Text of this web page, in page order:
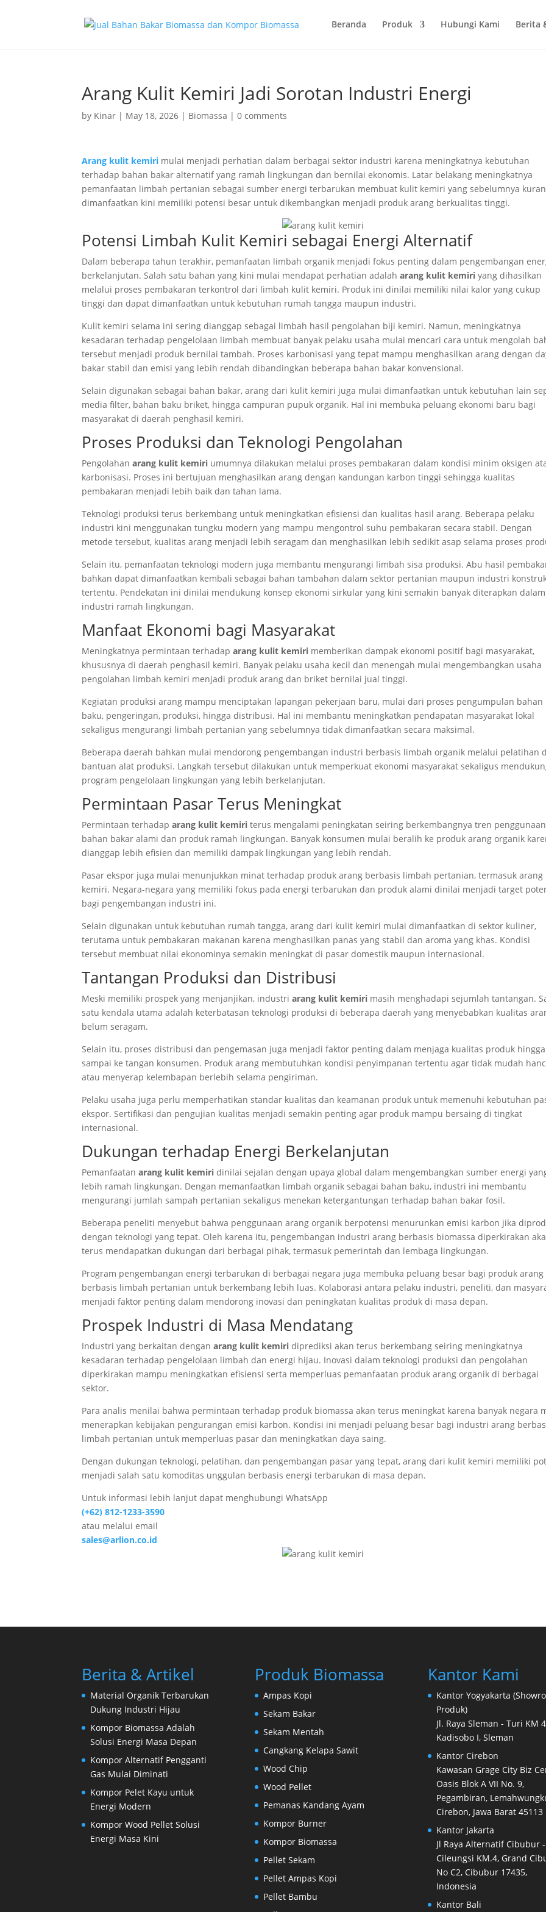
Beranda Produk Hubungi Kami Berita
Arang Kulit Kemiri Jadi Sorotan Industri Energi
by Kinar | May 18, 2026 | Biomassa |0 comments
Arang kulit kemiri mulai menjadi perhatian dalam berbagai sektor industri karena meningkatnya kebutuhan
terhadap bahan bakar alternatif yang ramah lingkungan dan bernilai ekonomis. Latar belakang meningkatnya
pemanfaatan limbah pertanian sebagai sumber energi terbarukan membuat kulit kemiri yang sebelumnya
dimanfaatkan kini memiliki potensi besar untuk dikembangkan menjadi produk arang berkualitas tinggi.
Potensi Limbah Kulit Kemiri sebagai Energi Alternatif
Dalam beberapa tahun terakhir, pemanfaatan limbah organik menjadi fokus penting dalam pengembangan
berkelanjutan. Salah satu bahan yang kini mulai mendapat perhatian adalaharang kulit kemiri yang dihasilkan
melalui proses pembakaran terkontrol dari limbah kulit kemiri. Produk ini dinilai memiliki nilai kalor yang cukup
tinggi dan dapat dimanfaatkan untuk kebutuhan rumah tangga maupun industri.
Kulit kemiri selama ini sering dianggap sebagai limbah hasil pengolahan biji kemiri. Namun, meningkatnya
kesadaran terhadap pengelolaan limbah membuat banyak pelaku usaha mulai mencari cara untuk mengolah
tersebut menjadi produk bernilai tambah. Proses karbonisasi yang tepat mampu menghasilkan arang dengan
bakar stabil dan emisi yang lebih rendah dibandingkan beberapa bahan bakar konvensional.
Selain digunakan sebagai bahan bakar, arang dari kulit kemiri juga mulai dimanfaatkan untuk kebutuhan lain
media filter, bahan baku briket, hingga campuran pupuk organik. Hal ini membuka peluang ekonomi baru bagi
masyarakat di daerah penghasil kemiri.
Proses Produksi dan Teknologi Pengolahan
Pengolahanarang kulit kemiri umumnya dilakukan melalui proses pembakaran dalam kondisi minim oksigen
karbonisasi. Proses ini bertujuan menghasilkan arang dengan kandungan karbon tinggi sehingga kualitas
pembakaran menjadi lebih baik dan tahan lama.
Teknologi produksi terus berkembang untuk meningkatkan efisiensi dan kualitas hasil arang. Beberapa pelaku
industri kini menggunakan tungku modern yang mampu mengontrol suhu pembakaran secara stabil. Dengan
metode tersebut, kualitas arang menjadi lebih seragam dan menghasilkan lebih sedikit asap selama proses
Selain itu, pemanfaatan teknologi modern juga membantu mengurangi limbah sisa produksi. Abu hasil
bahkan dapat dimanfaatkan kembali sebagai bahan tambahan dalam sektor pertanian maupun industri
tertentu. Pendekatan ini dinilai mendukung konsep ekonomi sirkular yang kini semakin banyak diterapkan dalam
industri ramah lingkungan.
Manfaat Ekonomi bagi Masyarakat
Meningkatnya permintaan terhadaparang kulit kemiri memberikan dampak ekonomi positif bagi masyarakat,
khususnya di daerah penghasil kemiri. Banyak pelaku usaha kecil dan menengah mulai mengembangkan usaha
pengolahan limbah kemiri menjadi produk arang dan briket bernilai jual tinggi.
Kegiatan produksi arang mampu menciptakan lapangan pekerjaan baru, mulai dari proses pengumpulan bahan
baku, pengeringan, produksi, hingga distribusi. Hal ini membantu meningkatkan pendapatan masyarakat lokal
sekaligus mengurangi limbah pertanian yang sebelumnya tidak dimanfaatkan secara maksimal.
Beberapa daerah bahkan mulai mendorong pengembangan industri berbasis limbah organik melalui pelatihan
bantuan alat produksi. Langkah tersebut dilakukan untuk memperkuat ekonomi masyarakat sekaligus
program pengelolaan lingkungan yang lebih berkelanjutan.
Permintaan Pasar Terus Meningkat
Permintaan terhadaparang kulit kemiri terus mengalami peningkatan seiring berkembangnya tren penggunaan
bahan bakar alami dan produk ramah lingkungan. Banyak konsumen mulai beralih ke produk arang organik
dianggap lebih efisien dan memiliki dampak lingkungan yang lebih rendah.
Pasar ekspor juga mulai menunjukkan minat terhadap produk arang berbasis limbah pertanian, termasuk
kemiri. Negara-negara yang memiliki fokus pada energi terbarukan dan produk alami dinilai menjadi target
bagi pengembangan industri ini.
Selain digunakan untuk kebutuhan rumah tangga, arang dari kulit kemiri mulai dimanfaatkan di sektor kuliner,
terutama untuk pembakaran makanan karena menghasilkan panas yang stabil dan aroma yang khas. Kondisi
tersebut membuat nilai ekonominya semakin meningkat di pasar domestik maupun internasional.
Tantangan Produksi dan Distribusi
Meski memiliki prospek yang menjanjikan, industriarang kulit kemiri masih menghadapi sejumlah tantangan.
satu kendala utama adalah keterbatasan teknologi produksi di beberapa daerah yang menyebabkan kualitas
belum seragam.
Selain itu, proses distribusi dan pengemasan juga menjadi faktor penting dalam menjaga kualitas produk hingga
sampai ke tangan konsumen. Produk arang membutuhkan kondisi penyimpanan tertentu agar tidak mudah
atau menyerap kelembapan berlebih selama pengiriman.
Pelaku usaha juga perlu memperhatikan standar kualitas dan keamanan produk untuk memenuhi kebutuhan
ekspor. Sertifikasi dan pengujian kualitas menjadi semakin penting agar produk mampu bersaing di tingkat
internasional.
Dukungan terhadap Energi Berkelanjutan
Pemanfaatanarang kulit kemiri dinilai sejalan dengan upaya global dalam mengembangkan sumber energi
lebih ramah lingkungan. Dengan memanfaatkan limbah organik sebagai bahan baku, industri ini membantu
mengurangi jumlah sampah pertanian sekaligus menekan ketergantungan terhadap bahan bakar fosil.
Beberapa peneliti menyebut bahwa penggunaan arang organik berpotensi menurunkan emisi karbon jika
dengan teknologi yang tepat. Oleh karena itu, pengembangan industri arang berbasis biomassa diperkirakan
terus mendapatkan dukungan dari berbagai pihak, termasuk pemerintah dan lembaga lingkungan.
Program pengembangan energi terbarukan di berbagai negara juga membuka peluang besar bagi produk arang
berbasis limbah pertanian untuk berkembang lebih luas. Kolaborasi antara pelaku industri, peneliti, dan
menjadi faktor penting dalam mendorong inovasi dan peningkatan kualitas produk di masa depan.
Prospek Industri di Masa Mendatang
Industri yang berkaitan denganarang kulit kemiri diprediksi akan terus berkembang seiring meningkatnya
kesadaran terhadap pengelolaan limbah dan energi hijau. Inovasi dalam teknologi produksi dan pengolahan
diperkirakan mampu meningkatkan efisiensi serta memperluas pemanfaatan produk arang organik di berbagai
sektor.
Para analis menilai bahwa permintaan terhadap produk biomassa akan terus meningkat karena banyak negara
menerapkan kebijakan pengurangan emisi karbon. Kondisi ini menjadi peluang besar bagi industri arang
limbah pertanian untuk memperluas pasar dan meningkatkan daya saing.
Dengan dukungan teknologi, pelatihan, dan pengembangan pasar yang tepat, arang dari kulit kemiri memiliki
menjadi salah satu komoditas unggulan berbasis energi terbarukan di masa depan.
Untuk informasi lebih lanjut dapat menghubungi WhatsApp
(+62) 812-1233-3590
atau melalui email
sales@arlion.co.id
Berita & Artikel
Material Organik Terbarukan
Dukung Industri Hijau
Kompor Biomassa Adalah
Solusi Energi Masa Depan
Kompor Alternatif Pengganti
Gas Mulai Diminati
Kompor Pelet Kayu untuk
Energi Modern
Kompor Wood Pellet Solusi
Energi Masa Kini
Produk Biomassa
Ampas Kopi
Sekam Bakar
Sekam Mentah
Cangkang Kelapa Sawit
Wood Chip
Wood Pellet
Pemanas Kandang Ayam
Kompor Burner
Kompor Biomassa
Pellet Sekam
Pellet Ampas Kopi
Pellet Bambu
Kantor Kami
Kantor Yogyakarta
Produk)
Jl. Raya Sleman - Turi KM
Kadisobo I, Sleman
Kantor Cirebon
Kawasan Grage City Biz
Oasis Blok A VII No. 9,
Pegambiran,
Cirebon, Jawa Barat 45113
Kantor Jakarta
Jl Raya Alternatif Cibubur -
Cileungsi KM.4, Grand
No C2, Cibubur 17435,
Indonesia
Kantor Bali